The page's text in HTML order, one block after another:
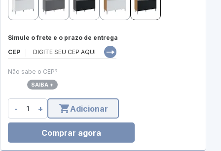
Simule o frete e o prazo de entrega
CEP
Não sabe o CEP?
SAIBA +
- + Adicionar
Comprar agora